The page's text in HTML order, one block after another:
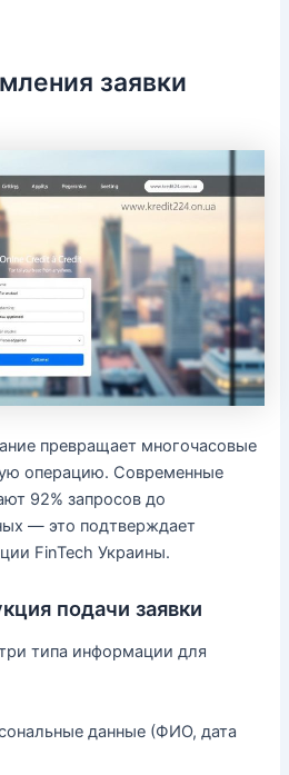
заявки
превращает многочасовые
операцию. Современные
92% запросов до
— это подтверждает
FinTech Украины.
подачи заявки
типа информации для
данные (ФИО, дата